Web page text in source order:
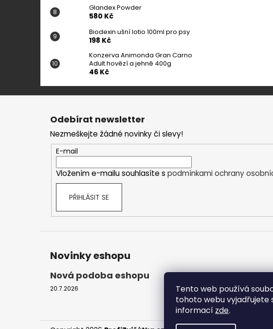
Tento web používá
tohoto webu vyjadřujete
informací zde.
Glandex Powder
580 Kč
Biodexin ušní lotio 100ml pro psy
198 Kč
Konzerva Animonda Gran Carno
Adult hovězí a jehně 400g
46 Kč
Z
Odebírat newsletter
Nezmeškejte žádné novinky či slevy!
E-mail
Vložením e-mailu souhlasíte s podmínkami ochrany
PŘIHLÁSIT SE
Novinky eshopu
Nová podoba eshopu
20.7.2026